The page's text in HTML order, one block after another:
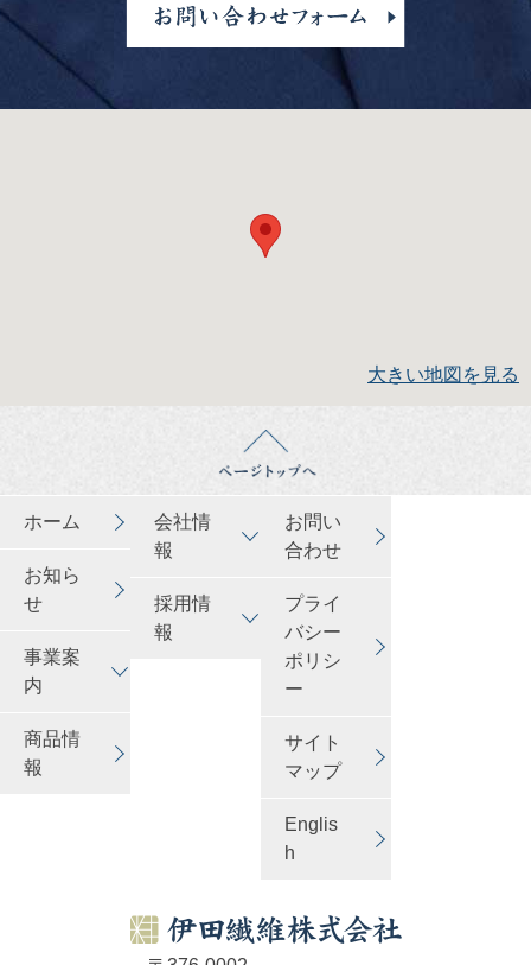
大きい地図を見る
ホーム
お知ら
せ
事業案
内
商品情
報
会社情
報
採用情
報
お問い
合わせ
プライ
バシー
ポリシ
ー
サイト
マップ
Englis
h